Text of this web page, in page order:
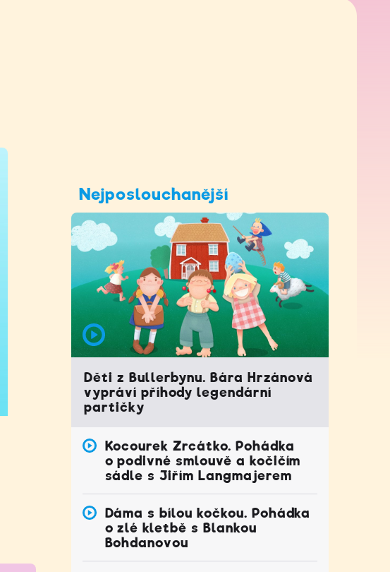
Nejposlouchanější
Děti z Bullerbynu. Bára Hrzánová
vypráví příhody legendární
partičky
Kocourek Zrcátko. Pohádka
o podivné smlouvě a kočičím
sádle s Jiřím Langmajerem
Dáma s bílou kočkou. Pohádka
o zlé kletbě s Blankou
Bohdanovou